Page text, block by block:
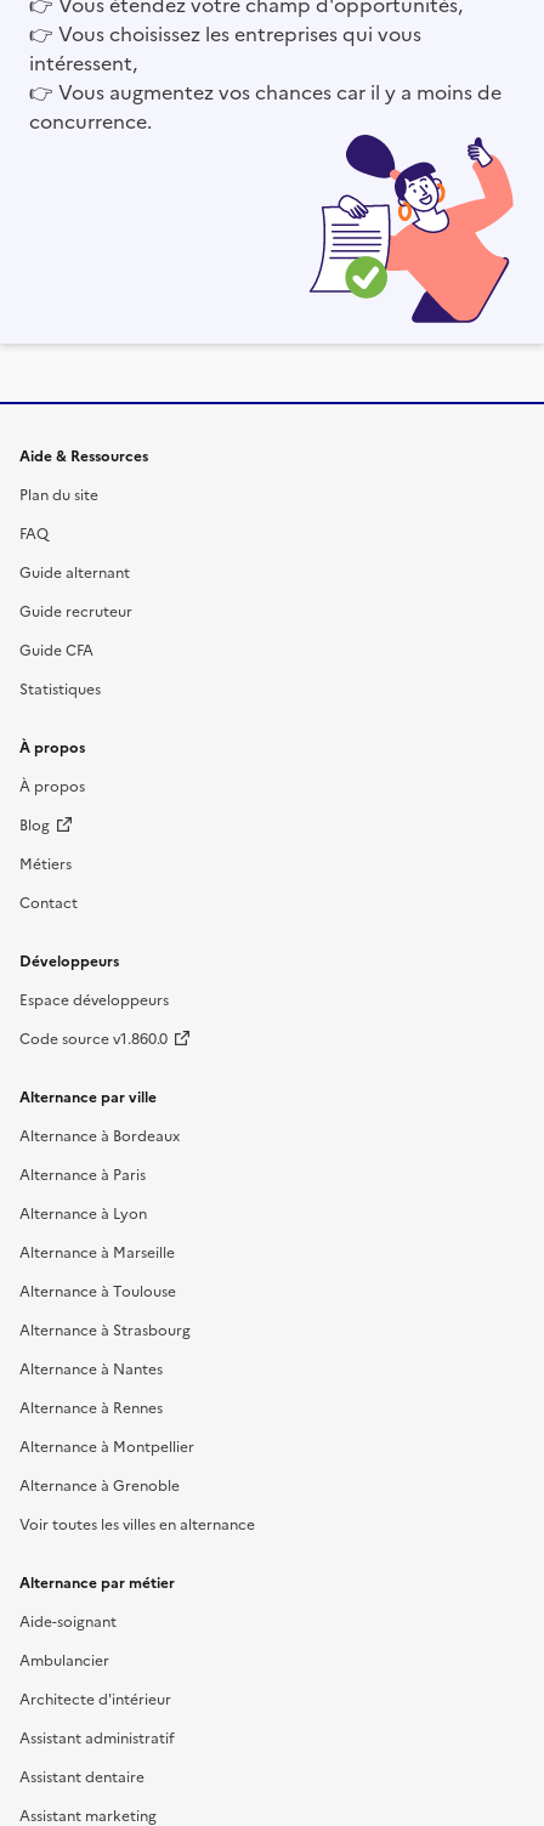
👉 Vous choisissez les entreprises qui vous
intéressent,
👉 Vous augmentez vos chances car il y a moins de
concurrence.
Informations et liens du site
Aide & Ressources
Plan du site
FAQ
Guide alternant
Guide recruteur
Guide CFA
Statistiques
À propos
À propos
Blog
Métiers
Contact
Développeurs
Espace développeurs
Code source v1.860.0
Alternance par ville
Alternance à Bordeaux
Alternance à Paris
Alternance à Lyon
Alternance à Marseille
Alternance à Toulouse
Alternance à Strasbourg
Alternance à Nantes
Alternance à Rennes
Alternance à Montpellier
Alternance à Grenoble
Voir toutes les villes en alternance
Alternance par métier
Aide-soignant
Ambulancier
Architecte d'intérieur
Assistant administratif
Assistant dentaire
Assistant marketing